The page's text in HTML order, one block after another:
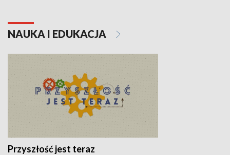
NAUKA I EDUKACJA
Przyszłość jest teraz